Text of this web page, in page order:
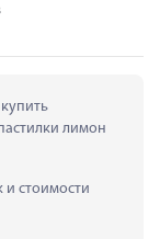
лимон
и стоимости